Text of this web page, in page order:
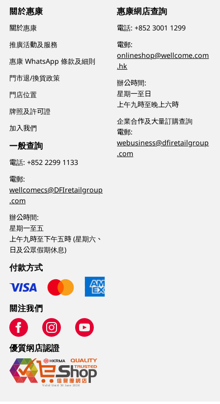
關於惠康
關於惠康
推廣活動及服務
惠康 WhatsApp 條款及細則
門市退/換貨政策
門店位置
牌照及許可證
加入我們
一般查詢
電話:+852 2299 1133
電郵:
wellcomecs@DFIretailgroup
.com
辦公時間:
星期一至五
上午九時至下午五時 (星期六、
日及公眾假期休息)
惠康網店查詢
電話:+852 3001 1299
電郵:
onlineshop@wellcome.com
.hk
辦公時間:
星期一至日
上午九時至晚上六時
企業合作及大量訂購查詢
電郵:
webusiness@dfiretailgroup
.com
付款方式
關注我們
優質纲店認證